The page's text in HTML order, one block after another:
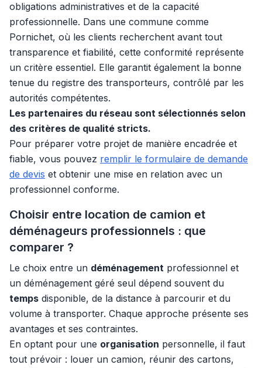
obligations administratives et de la capacité
professionnelle. Dans une commune comme
Pornichet, où les clients recherchent avant tout
transparence et fiabilité, cette conformité représente
un critère essentiel. Elle garantit également la bonne
tenue du registre des transporteurs, contrôlé par les
autorités compétentes.
Les partenaires du réseau sont sélectionnés selon
des critères de qualité stricts.
Pour préparer votre projet de manière encadrée et
fiable, vous pouvez remplir le formulaire de demande
de devis et obtenir une mise en relation avec un
professionnel conforme.
Choisir entre location de camion et
déménageurs professionnels : que
comparer ?
Le choix entre un déménagement professionnel et
un déménagement géré seul dépend souvent du
temps disponible, de la distance à parcourir et du
volume à transporter. Chaque approche présente ses
avantages et ses contraintes.
En optant pour une organisation personnelle, il faut
tout prévoir : louer un camion, réunir des cartons,